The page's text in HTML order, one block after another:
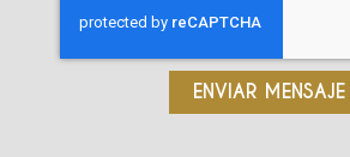
ENVIAR MENSAJE